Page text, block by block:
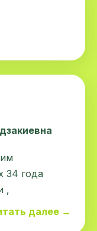
34 года
,
врачебных
далее →